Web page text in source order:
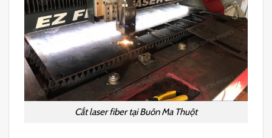
Cắt laser fiber tại Buôn Ma Thuột